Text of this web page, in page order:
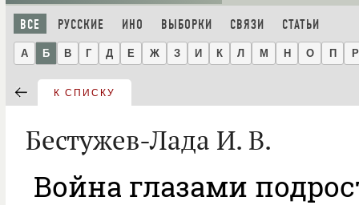
ВСЕ РУССКИЕ ИНО ВЫБОРКИ СВЯЗИ СТАТЬИ
А Б В Г Д Е Ж З И К Л М Н О П Р
К СПИСКУ
Бестужев-Лада И. В.
Война глазами